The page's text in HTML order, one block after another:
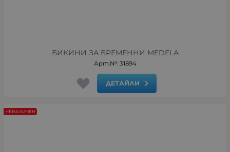
БИКИНИ ЗА БРЕМЕННИ MEDELA
Арт.№: 31894
ДЕТАЙЛИ
НЕНАЛИЧЕН